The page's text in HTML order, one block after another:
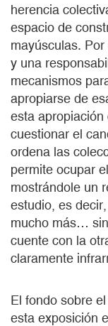
herencia
espacio de
mayúsculas.
y una
mecanismos
apropiarse de
esta
cuestionar el
ordena las
permite ocupar
mostrándole un
estudio, es
mucho más…
cuente con la
claramente
El fondo sobre
esta exposición